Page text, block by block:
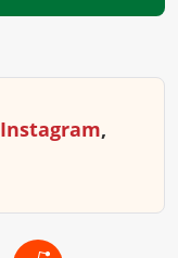
Instagram,